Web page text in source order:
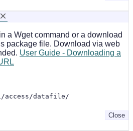
a Wget command or a download
package file. Download via web
User Guide - Downloading a
access/datafile/
Close